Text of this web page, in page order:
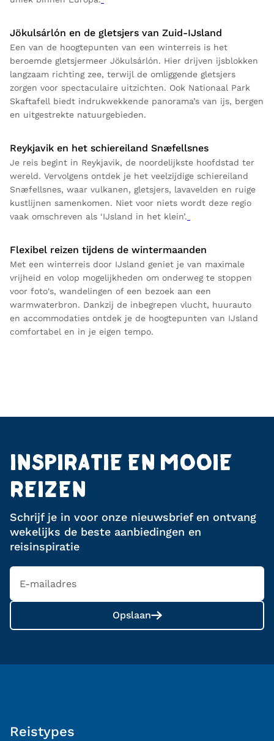
Jökulsárlón en de gletsjers van Zuid-IJsland
Een van de hoogtepunten van een winterreis is het
beroemde gletsjermeer Jökulsárlón. Hier drijven ijsblokken
langzaam richting zee, terwijl de omliggende gletsjers
zorgen voor spectaculaire uitzichten. Ook Nationaal Park
Skaftafell biedt indrukwekkende panorama’s van ijs, bergen
en uitgestrekte natuurgebieden.
Reykjavik en het schiereiland Snæfellsnes
Je reis begint in Reykjavik, de noordelijkste hoofdstad ter
wereld. Vervolgens ontdek je het veelzijdige schiereiland
Snæfellsnes, waar vulkanen, gletsjers, lavavelden en ruige
kustlijnen samenkomen. Niet voor niets wordt deze regio
vaak omschreven als ‘IJsland in het klein’.
Flexibel reizen tijdens de wintermaanden
Met een winterreis door IJsland geniet je van maximale
vrijheid en volop mogelijkheden om onderweg te stoppen
voor foto's, wandelingen of een bezoek aan een
warmwaterbron. Dankzij de inbegrepen vlucht, huurauto
en accommodaties ontdek je de hoogtepunten van IJsland
comfortabel en in je eigen tempo.
INSPIRATIE EN MOOIE
REIZEN
Schrijf je in voor onze nieuwsbrief en ontvang
wekelijks de beste aanbiedingen en
reisinspiratie
Opslaan
Reistypes